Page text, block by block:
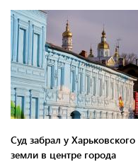
Суд забрал у
земли в центре города